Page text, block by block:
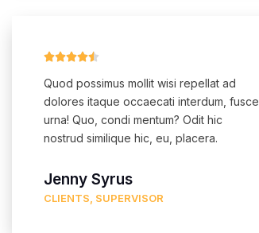

Quod possimus mollit wisi repellat ad
dolores itaque occaecati interdum, fusce
urna! Quo, condi mentum? Odit hic
nostrud similique hic, eu, placera.
Jenny Syrus
CLIENTS, SUPERVISOR